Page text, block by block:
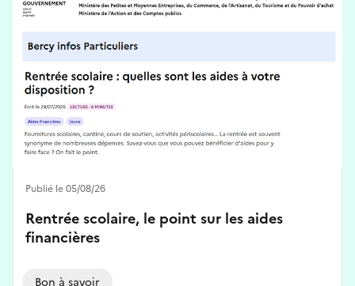
Rentrée scolaire, le point sur les aides
financières
Bon à savoir
Publié le 05/08/26